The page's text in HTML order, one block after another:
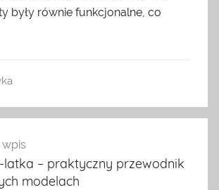
były równie funkcjonalne, co
latka – praktyczny przewodnik
modelach